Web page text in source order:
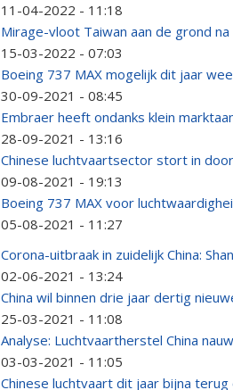
11-04-2022 - 11:18
Mirage-vloot Taiwan aan de grond
15-03-2022 - 07:03
Boeing 737 MAX mogelijk dit jaar
30-09-2021 - 08:45
Embraer heeft ondanks klein
28-09-2021 - 13:16
Chinese luchtvaartsector stort in
09-08-2021 - 19:13
Boeing 737 MAX voor
05-08-2021 - 11:27
Corona-uitbraak in zuidelijk China:
02-06-2021 - 13:24
China wil binnen drie jaar dertig
25-03-2021 - 11:08
Analyse: Luchtvaartherstel China
03-03-2021 - 11:05
Chinese luchtvaart dit jaar bijna